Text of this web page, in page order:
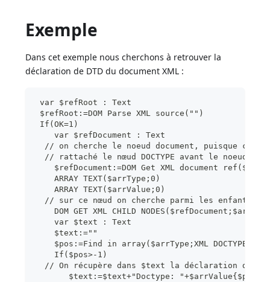
Exemple
Dans cet exemple nous cherchons à retrouver la
déclaration de DTD du document XML :
var $refRoot : Text
$refRoot:=DOM Parse XML source("")
If(OK=1)
var $refDocument : Text
// on cherche le noeud document, puisque c'est
// rattaché le nœud DOCTYPE avant le noeud
$refDocument:=DOM Get XML document
ARRAY TEXT($arrType;0)
ARRAY TEXT($arrValue;0)
// sur ce nœud on cherche parmi les enfants le
DOM GET XML CHILD
var $text : Text
$text:=""
$pos:=Find in array($arrType;XML DOCTYPE)
If($pos>-1)
// On récupère dans $text la déclaration de
$text:=$text+"Doctype: